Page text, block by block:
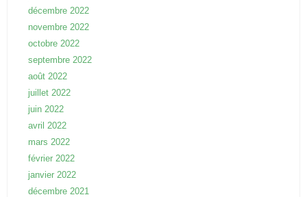
décembre 2022
novembre 2022
octobre 2022
septembre 2022
août 2022
juillet 2022
juin 2022
avril 2022
mars 2022
février 2022
janvier 2022
décembre 2021